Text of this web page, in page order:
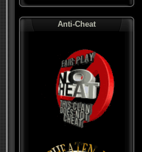
Anti-Cheat